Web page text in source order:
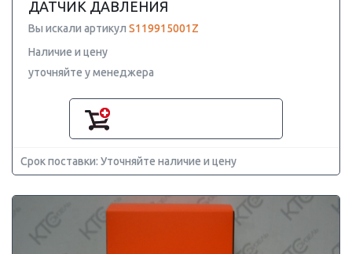
ДАТЧИК ДАВЛЕНИЯ
Вы искали артикул S119915001Z
Наличие и цену
уточняйте у менеджера
Срок поставки: Уточняйте наличие и цену